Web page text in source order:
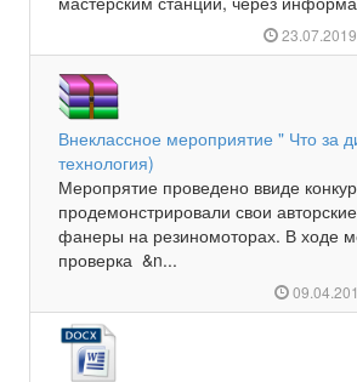
Внеклассное мероприятие " Что за
технология)
Меропрятие проведено ввиде
продемонстрировали свои
фанеры на резиномоторах. В ходе
проверка &n...